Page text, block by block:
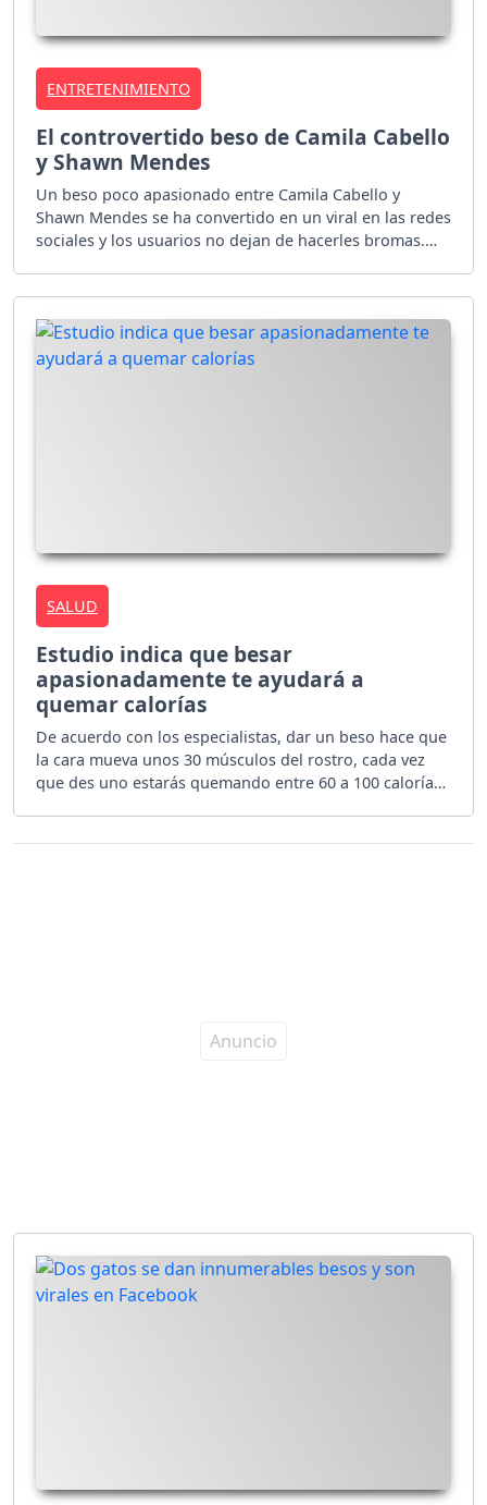
ENTRETENIMIENTO
El controvertido beso de Camila Cabello
y Shawn Mendes
Un beso poco apasionado entre Camila Cabello y
Shawn Mendes se ha convertido en un viral en las redes
sociales y los usuarios no dejan de hacerles bromas.
SALUD
Estudio indica que besar
apasionadamente te ayudará a
quemar calorías
De acuerdo con los especialistas, dar un beso hace que
la cara mueva unos 30 músculos del rostro, cada vez
que des uno estarás quemando entre 60 a 100 calorías.